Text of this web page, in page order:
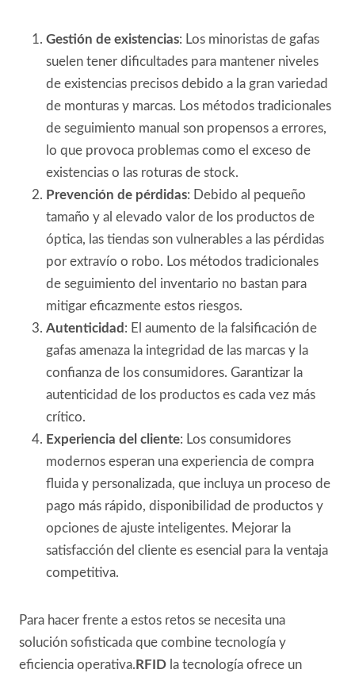
Gestión de existencias: Los minoristas de gafas
suelen tener dificultades para mantener niveles
de existencias precisos debido a la gran variedad
de monturas y marcas. Los métodos tradicionales
de seguimiento manual son propensos a errores,
lo que provoca problemas como el exceso de
existencias o las roturas de stock.
Prevención de pérdidas: Debido al pequeño
tamaño y al elevado valor de los productos de
óptica, las tiendas son vulnerables a las pérdidas
por extravío o robo. Los métodos tradicionales
de seguimiento del inventario no bastan para
mitigar eficazmente estos riesgos.
Autenticidad : El aumento de la falsificación de
gafas amenaza la integridad de las marcas y la
confianza de los consumidores. Garantizar la
autenticidad de los productos es cada vez más
crítico.
Experiencia del cliente: Los consumidores
modernos esperan una experiencia de compra
fluida y personalizada, que incluya un proceso de
pago más rápido, disponibilidad de productos y
opciones de ajuste inteligentes. Mejorar la
satisfacción del cliente es esencial para la ventaja
competitiva.
Para hacer frente a estos retos se necesita una
solución sofisticada que combine tecnología y
eficiencia operativa. RFID la tecnología ofrece un